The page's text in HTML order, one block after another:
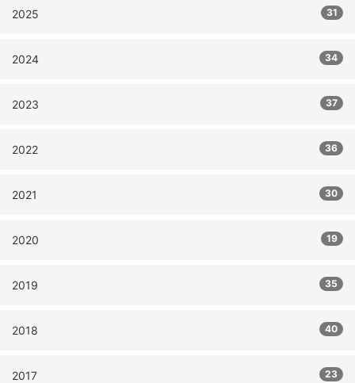
2025 31
2024 34
2023 37
2022 36
2021 30
2020 19
2019 35
2018 40
2017 23